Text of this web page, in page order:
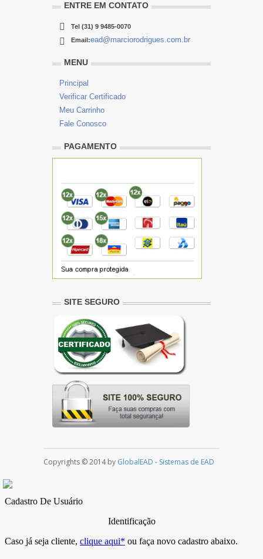
ENTRE EM CONTATO
Tel (31) 9 9485-0070
Email:ead@marciorodrigues.com.br
MENU
Principal
Verificar Certificado
Meu Carrinho
Fale Conosco
PAGAMENTO
SITE SEGURO
Copyrights © 2014 by GlobalEAD - Sistemas de EAD